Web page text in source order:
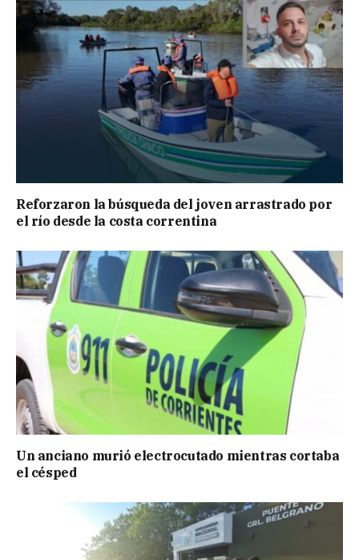
Reforzaron la búsqueda del joven arrastrado por
el río desde la costa correntina
Un anciano murió electrocutado mientras cortaba
el césped